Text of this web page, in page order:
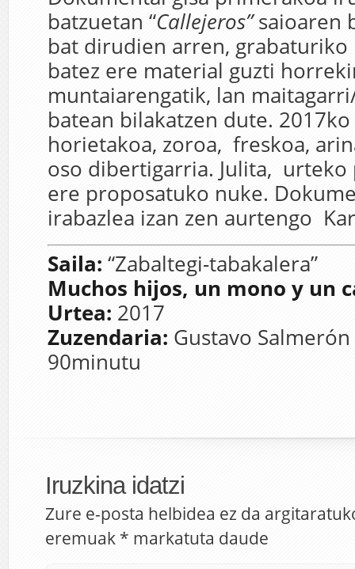
batzuetan “Callejeros”saioaren
bat dirudien arren, grabaturiko
batez ere material guzti
muntaiarengatik, lan
batean bilakatzen dute.
horietakoa, zoroa, freskoa,
oso dibertigarria. Julita, urteko
ere proposatuko nuke.
irabazlea izan zen aurtengo
Saila: “Zabaltegi-tabakalera”
Muchos hijos, un mono y un
Urtea: 2017
Zuzendaria: Gustavo Salmerón
90minutu
Iruzkina idatzi
Zure e-posta helbidea ez da
eremuak * markatuta daude